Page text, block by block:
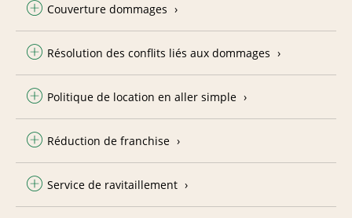
Couverture dommages
Résolution des conflits liés aux dommages
Politique de location en aller simple
Réduction de franchise
Service de ravitaillement